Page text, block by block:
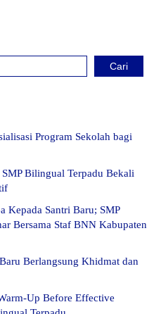
Cari
Program Sekolah bagi
Bilingual Terpadu Bekali
Kepada Santri Baru; SMP
Bersama Staf BNN Kabupaten
Berlangsung Khidmat dan
Up Before Effective